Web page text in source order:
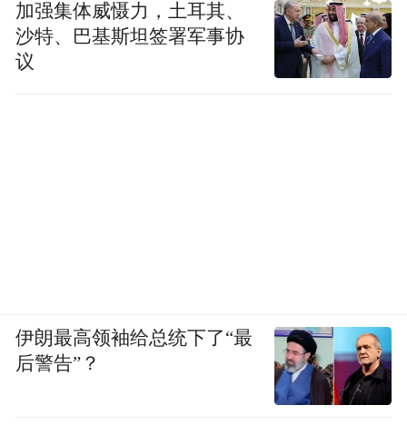
加强集体威慑力，土耳其、
沙特、巴基斯坦签署军事协
议
伊朗最高领袖给总统下了“最
后警告”？